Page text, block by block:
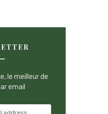
le meilleur de
email